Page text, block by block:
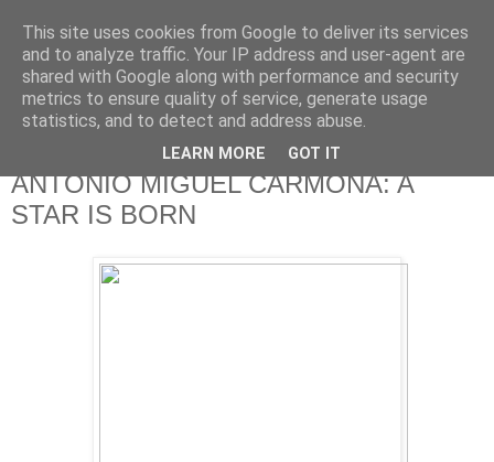
625 RANAS
LA TELEVISIÓN DESDE EL PUNTO DE VISTA BATRACIO
ANTONIO MIGUEL CARMONA: A
STAR IS BORN
This site uses cookies from Google to deliver its services
and to analyze traffic. Your IP address and user-agent are
shared with Google along with performance and security
metrics to ensure quality of service, generate usage
statistics, and to detect and address abuse.
LEARN MORE GOT IT